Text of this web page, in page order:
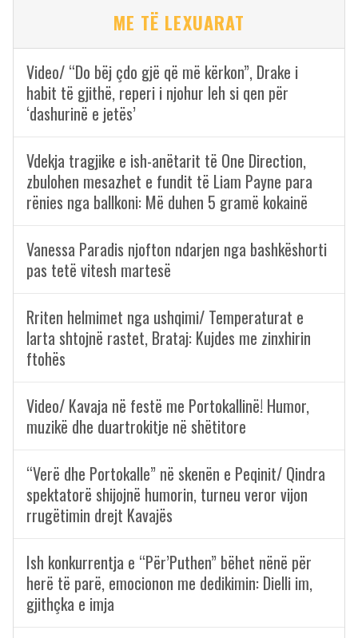
ME TË LEXUARAT
Video/ “Do bëj çdo gjë që më kërkon”, Drake i
habit të gjithë, reperi i njohur leh si qen për
‘dashurinë e jetës’
Vdekja tragjike e ish-anëtarit të One Direction,
zbulohen mesazhet e fundit të Liam Payne para
rënies nga ballkoni: Më duhen 5 gramë kokainë
Vanessa Paradis njofton ndarjen nga bashkëshorti
pas tetë vitesh martesë
Rriten helmimet nga ushqimi/ Temperaturat e
larta shtojnë rastet, Brataj: Kujdes me zinxhirin
ftohës
Video/ Kavaja në festë me Portokallinë! Humor,
muzikë dhe duartrokitje në shëtitore
“Verë dhe Portokalle” në skenën e Peqinit/ Qindra
spektatorë shijojnë humorin, turneu veror vijon
rrugëtimin drejt Kavajës
Ish konkurrentja e “Për’Puthen” bëhet nënë për
herë të parë, emocionon me dedikimin: Dielli im,
gjithçka e imja